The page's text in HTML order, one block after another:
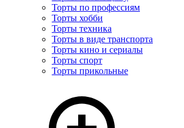
Торты по профессиям
Торты хобби
Торты техника
Торты в виде транспорта
Торты кино и сериалы
Торты спорт
Торты прикольные